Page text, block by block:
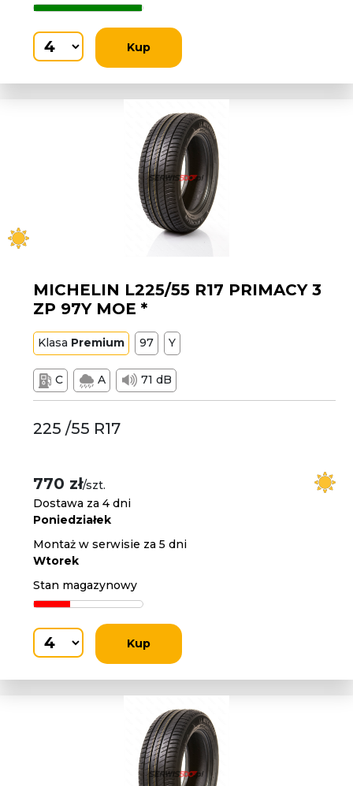
Kup
MICHELIN L225/55 R17 PRIMACY 3
ZP 97Y MOE *
Klasa Premium 97 Y
C A 71 dB
225 /55 R17
770 zł/szt.
Dostawa za 4 dni
Poniedziałek
Montaż w serwisie za 5 dni
Wtorek
Stan magazynowy
Kup